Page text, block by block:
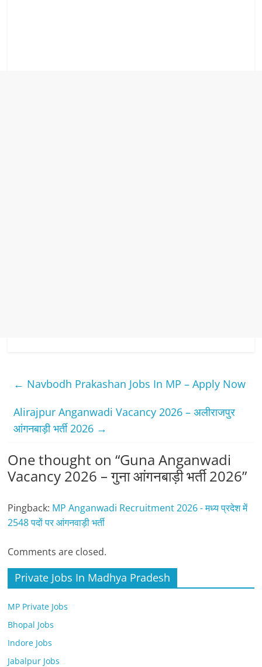
← Navbodh Prakashan Jobs In MP – Apply Now
Alirajpur Anganwadi Vacancy 2026 – अलीराजपुर
आंगनबाड़ी भर्ती 2026 →
One thought on “Guna Anganwadi
Vacancy 2026 – गुना आंगनबाड़ी भर्ती 2026”
Pingback: MP Anganwadi Recruitment 2026 - मध्य प्रदेश में
2548 पदों पर आंगनवाड़ी भर्ती
Comments are closed.
Private Jobs In Madhya Pradesh
MP Private Jobs
Bhopal Jobs
Indore Jobs
Jabalpur Jobs